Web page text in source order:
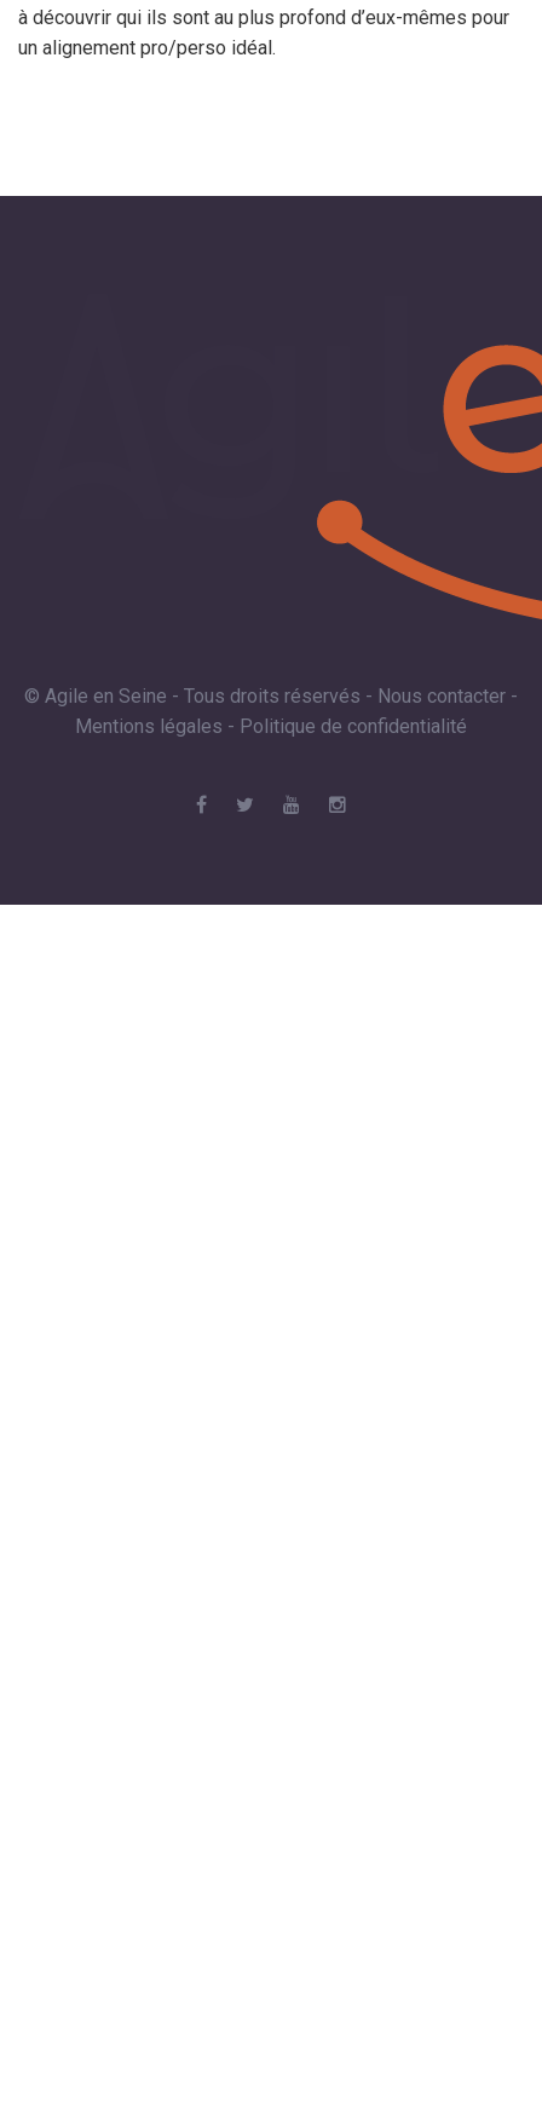
à découvrir qui ils sont au plus profond d’eux-mêmes pour
un alignement pro/perso idéal.
© Agile en Seine - Tous droits réservés - Nous contacter -
Mentions légales - Politique de confidentialité